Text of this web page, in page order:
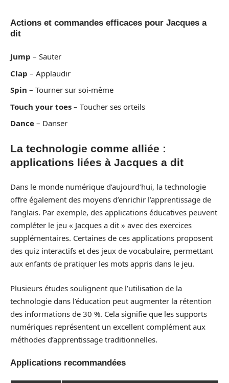
Actions et commandes efficaces pour Jacques a
dit
Jump – Sauter
Clap – Applaudir
Spin – Tourner sur soi-même
Touch your toes – Toucher ses orteils
Dance – Danser
La technologie comme alliée :
applications liées à Jacques a dit
Dans le monde numérique d’aujourd’hui, la technologie
offre également des moyens d’enrichir l’apprentissage de
l’anglais. Par exemple, des applications éducatives peuvent
compléter le jeu « Jacques a dit » avec des exercices
supplémentaires. Certaines de ces applications proposent
des quiz interactifs et des jeux de vocabulaire, permettant
aux enfants de pratiquer les mots appris dans le jeu.
Plusieurs études soulignent que l’utilisation de la
technologie dans l’éducation peut augmenter la rétention
des informations de 30 %. Cela signifie que les supports
numériques représentent un excellent complément aux
méthodes d’apprentissage traditionnelles.
Applications recommandées